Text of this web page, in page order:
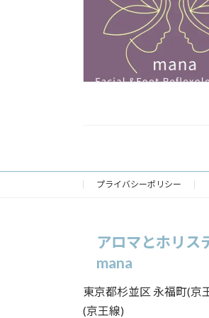
プライバシーポリシー
アロマとホリス
mana
東京都杉並区 永福町(京
(京王線)